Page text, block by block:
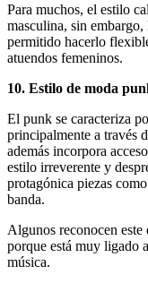
Para muchos, el estilo
masculina, sin embargo,
permitido hacerlo
atuendos femeninos.
10. Estilo de moda
El punk se caracteriza
principalmente a través
además incorpora
estilo irreverente y
protagónica piezas
banda.
Algunos reconocen
porque está muy ligado
música.